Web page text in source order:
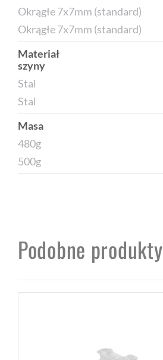
Okrągłe 7x7mm (standard)
Okrągłe 7x7mm (standard)
Materiał
szyny
Stal
Stal
Masa
480g
500g
Podobne produkty